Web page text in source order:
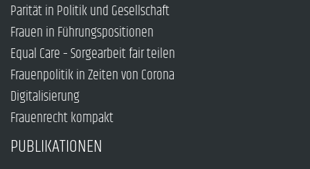
Parität in Politik und Gesellschaft
Frauen in Führungspositionen
Equal Care – Sorgearbeit fair teilen
Frauenpolitik in Zeiten von Corona
Digitalisierung
Frauenrecht kompakt
PUBLIKATIONEN